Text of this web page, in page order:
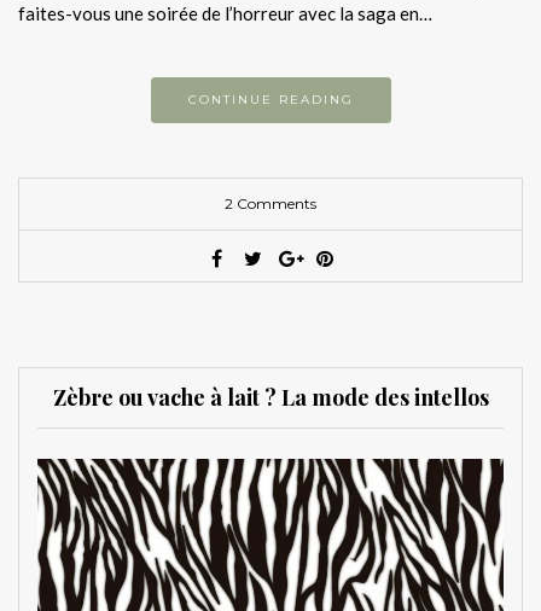
faites-vous une soirée de l’horreur avec la saga en…
CONTINUE READING
2 Comments
Zèbre ou vache à lait ? La mode des intellos